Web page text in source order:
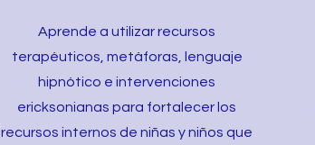
Aprende a utilizar recursos
terapéuticos, metáforas, lenguaje
hipnótico e intervenciones
ericksonianas para fortalecer los
recursos internos de niñas y niños que